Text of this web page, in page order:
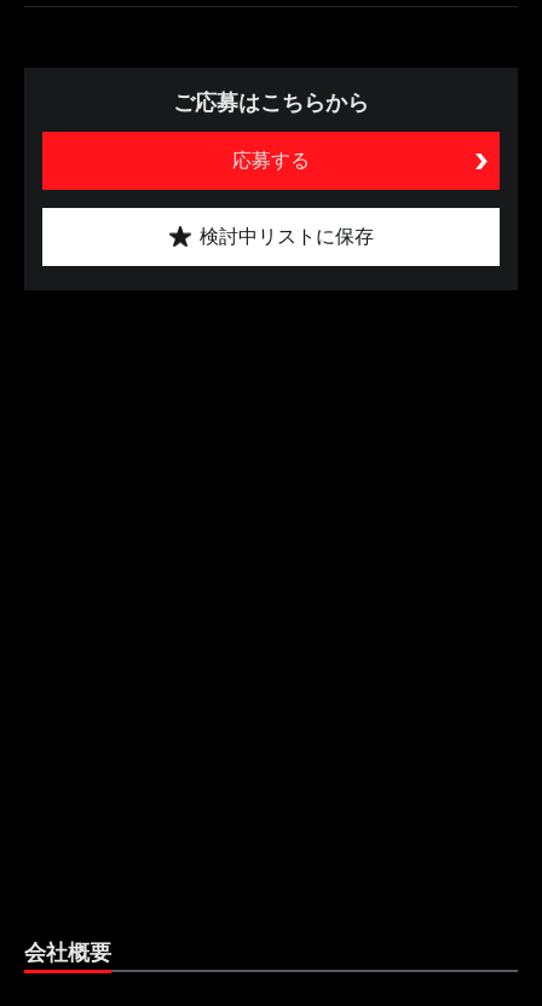
ご応募はこちらから
応募する
検討中リストに保存
会社概要